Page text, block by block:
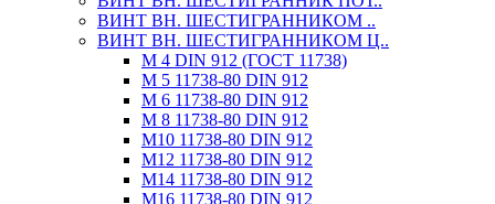
ВИНТ ВН. ШЕСТИГРАННИКОМ ..
ВИНТ ВН. ШЕСТИГРАННИКОМ Ц..
М 4 DIN 912 (ГОСТ 11738)
М 5 11738-80 DIN 912
М 6 11738-80 DIN 912
М 8 11738-80 DIN 912
М10 11738-80 DIN 912
М12 11738-80 DIN 912
М14 11738-80 DIN 912
М16 11738-80 DIN 912